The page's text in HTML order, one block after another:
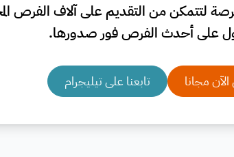
لتتمكن من التقديم على آلاف الفرص
على أحدث الفرص فور صدورها.
مجانا تابعنا على تيليجرام